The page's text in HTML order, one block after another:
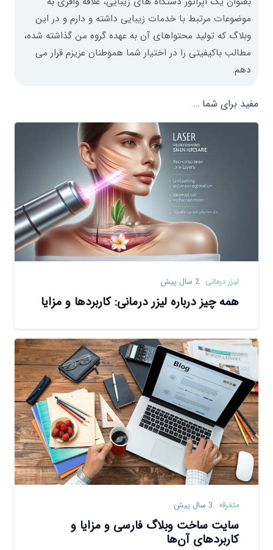
موضوعات مرتبط با خدمات زیبایی داشته و دارم و در این
وبلاگ که تولید محتواهای آن به عهده گروه من گذاشته شده،
مطالب باکیفیتی را در اختیار شما هموطنان عزیزم قرار می
دهم.
مفید برای شما …
لیزر درمانی 2 سال پیش
همه چیز درباره لیزر درمانی: کاربردها و مزایا
متفرقه 3 سال پیش
سایت ساخت وبلاگ فارسی و مزایا و
کاربردهای آن‌ها